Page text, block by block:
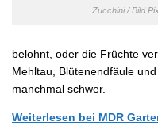
Zucchini / Bild
belohnt, oder die Früchte
Mehltau, Blütenendfäule
manchmal schwer.
Weiterlesen bei MDR